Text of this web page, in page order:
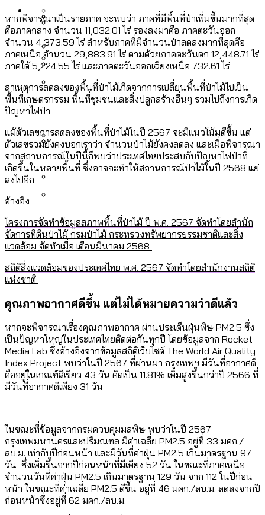
กทม. มีอำนาจแค่ไหน ในการแก้ปัญหาให้คน
ที่อาศัยอยู่ในกรุงเทพฯ
งบระบายน้ำ-ป้องกันน้ำท่วม 4 ปี (2566-
2569) ของ กทม. ในยุคชัชชาติ ลงเขตไหน
ทำอะไรบ้าง
ความขัดแย้งไทย-กัมพูชา
กรุงเทพฯ เมืองคอนเสิร์ต : สำรวจ
คอนเสิร์ตและแฟนมีตติ้งในไทยจำนวน 526
งาน ตั้งแต่ปี 2023-2024
ปีนกำแพงส่องซีรีส์จีน: จีนส่งออกภาพ
สำรวจเศรษฐกิจในกรุงเทพฯ ผ่าน
Bangkok Index 2025
สำรวจงบประมาณรายเขตในกรุงเทพฯ
ผ่าน Bangkok Index 2025
สำรวจรายได้จากการจัดเก็บภาษีใน
กรุงเทพฯ เมืองสังคมผู้สูงอายุ [ข้อมูลดิบ]
กรุงเทพฯ เมืองสังคมผู้สูงอายุ : 36 เขตมี
คนตายมากกว่าคนเกิด 18 เขตเป็นสังคมผู้
สูงอายุระดับสุดยอด
ของ 50 เขตในกรุงเทพฯ
สำรวจเหตุไฟไหม้ในกรุงเทพฯ 2568
[ข้อมูลดิบ]
คำนำหน้านามและกฎหมายสมรสเท่าเทียม
[ข้อมูลดิบ]
กรุงเทพฯ เมืองสังคมผู้สูงอายุ [ข้อมูลดิบ]
สวนสาธารณะและพื้นที่สีเขียวใน กทม.
[ข้อมูลดิบ]
DEMO Thailand
About Us
หากพิจารณาเป็นรายภาค จะพบว่า ภาคที่มีพื้นที่ป่าเพิ่มขึ้นมากที่สุด
คือภาคกลาง จำนวน 11,032.01 ไร่ รองลงมาคือ ภาคตะวันออก
จำนวน 4,373.59 ไร่ สำหรับภาคที่มีจำนวนป่าลดลงมากที่สุดคือ
ภาคเหนือ จำนวน 29,883.91 ไร่ ตามด้วยภาคตะวันตก 12,448.71 ไร่
ภาคใต้ 5,224.55 ไร่ และภาคตะวันออกเฉียงเหนือ 732.61 ไร่
สาเหตุการลดลงของพื้นที่ป่าไม้เกิดจากการเปลี่ยนพื้นที่ป่าไม้ไปเป็น
พื้นที่เกษตรกรรม พื้นที่ชุมชนและสิ่งปลูกสร้างอื่นๆ รวมไปถึงการเกิด
ปัญหาไฟป่า
แม้ตัวเลขการลดลงของพื้นที่ป่าไม้ในปี 2567 จะมีแนวโน้มดีขึ้น แต่
ตัวเลขรวมยังคงบอกเราว่า จำนวนป่าไม้ยังคงลดลง และเมื่อพิจารณา
จากสถานการณ์ในปีนี้ก็พบว่าประเทศไทยประสบกับปัญหาไฟป่าที่
เกิดขึ้นในหลายพื้นที่ ซึ่งอาจจะทำให้สถานการณ์ป่าไม้ในปี 2568 แย่
ลงไปอีก
อ้างอิง
โครงการจัดทำข้อมูลสภาพพื้นที่ป่าไม้ ปี พ.ศ. 2567 จัดทำโดยสำนัก
จัดการที่ดินป่าไม้ กรมป่าไม้ กระทรวงทรัพยากรธรรมชาติและสิ่ง
แวดล้อม จัดทำเมื่อ เดือนมีนาคม 2568
สถิติสิ่งแวดล้อมของประเทศไทย พ.ศ. 2567 จัดทำโดยสำนักงานสถิติ
แห่งชาติ
คุณภาพอากาศดีขึ้น แต่ไม่ได้หมายความว่าดีแล้ว
หากจะพิจารณาเรื่องคุณภาพอากาศ ผ่านประเด็นฝุ่นพิษ PM2.5 ซึ่ง
เป็นปัญหาใหญ่ในประเทศไทยติดต่อกันทุกปี โดยข้อมูลจาก Rocket
Media Lab ซึ่งอ้างอิงจากข้อมูลสถิติเว็บไซต์ The World Air Quality
Index Project พบว่าในปี 2567 ที่ผ่านมา กรุงเทพฯ มีวันที่อากาศดี
คืออยู่ในเกณฑ์สีเขียว 43 วัน คิดเป็น 11.81% เพิ่มสูงขึ้นกว่าปี 2566 ที่
มีวันที่อากาศดีเพียง 31 วัน
ในขณะที่ข้อมูลจากกรมควบคุมมลพิษ พบว่าในปี 2567
กรุงเทพมหานครและปริมณฑล มีค่าเฉลี่ย PM2.5 อยู่ที่ 33 มคก./
ลบ.ม. เท่ากับปีก่อนหน้า และมีวันที่ค่าฝุ่น PM2.5 เกินมาตรฐาน 97
วัน ซึ่งเพิ่มขึ้นจากปีก่อนหน้าที่มีเพียง 52 วัน ในขณะที่ภาคเหนือ
จำนวนวันที่ค่าฝุ่น PM2.5 เกินมาตรฐาน 129 วัน จาก 112 ในปีก่อน
หน้า ในขณะที่ค่าเฉลี่ย PM2.5 ดีขึ้น อยู่ที่ 46 มคก./ลบ.ม. ลดลงจากปี
ก่อนหน้าซึ่งอยู่ที่ 62 มคก./ลบ.ม.